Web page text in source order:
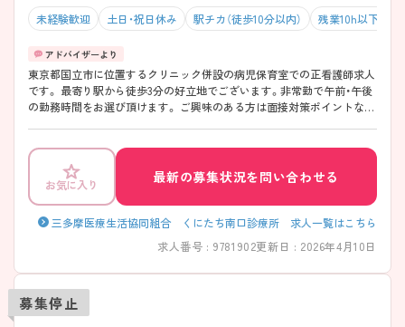
未経験歓迎 土日・祝日休み 駅チカ（徒歩10分以内） 残業10h以下（ほ
東京都国立市に位置するクリニック併設の病児保育室での正看護師求人
です。 最寄り駅から徒歩3分の好立地でございます。非常勤で午前・午後
の勤務時間をお選び頂けます。 ご興味のある方は面接対策ポイントなど
お気に入り 最新の募集状況を問い合わせる
三多摩医療生活協同組合 くにたち南口診療所 求人一覧はこちら
求人番号 : 9781902更新日 : 2026年4月10日
募集停止